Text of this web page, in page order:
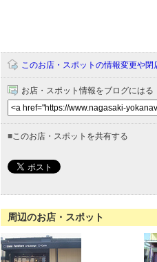
このお店・スポットの情報変更や閉
お店・スポット情報をブログにはる
■このお店・スポットを共有する
周辺のお店・スポット